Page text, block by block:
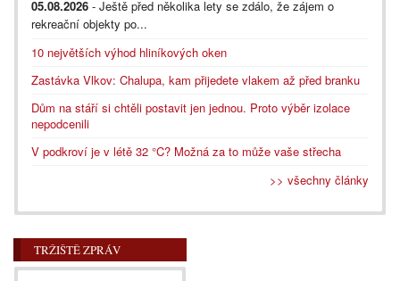
05.08.2026 - Ještě před několika lety se zdálo, že zájem o
rekreační objekty po...
10 největších výhod hliníkových oken
Zastávka Vlkov: Chalupa, kam přijedete vlakem až před branku
Dům na stáří si chtěli postavit jen jednou. Proto výběr izolace
nepodcenili
V podkroví je v létě 32 °C? Možná za to může vaše střecha
>> všechny články
TRŽIŠTĚ ZPRÁV